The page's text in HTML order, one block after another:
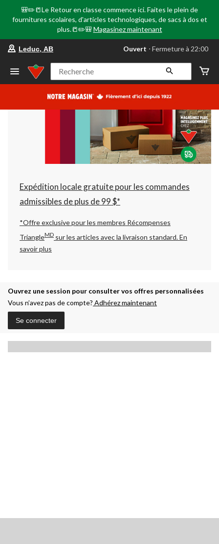
🎒✏️📒Le Retour en classe commence ici. Faites le plein de
fournitures scolaires, d'articles technologiques, de sacs à dos et
plus.📒✏️🎒 Magasinez maintenant
votre
préféré
Leduc,
AB,
courament
Fermeture
à
22:00
cliquer
pour
changer
Leduc, AB Ouvert ⋅ Fermeture à 22:00
Recherche
Expédition locale gratuite pour les commandes
admissibles de plus de 99 $*
*Offre exclusive pour les membres Récompenses
TriangleMD sur les articles avec la livraison standard.En
savoir plus
Ouvrez une session pour consulter vos offres personnalisées
Vous n’avez pas de compte? Adhérez maintenant
Se connecter